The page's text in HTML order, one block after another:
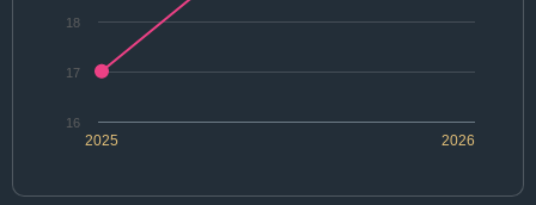
2025 2026
16
17
18